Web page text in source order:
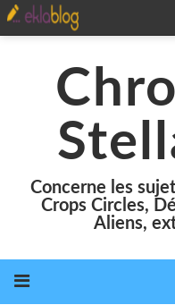
Concerne les
Crops Circles,
Aliens,